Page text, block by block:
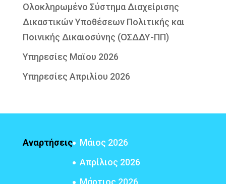
Ολοκληρωμένο Σύστημα Διαχείρισης
Δικαστικών Υποθέσεων Πολιτικής και
Ποινικής Δικαιοσύνης (ΟΣΔΔΥ-ΠΠ)
Υπηρεσίες Μαϊου 2026
Υπηρεσίες Απριλίου 2026
Αναρτήσεις
Μάιος 2026
Απρίλιος 2026
Μάρτιος 2026